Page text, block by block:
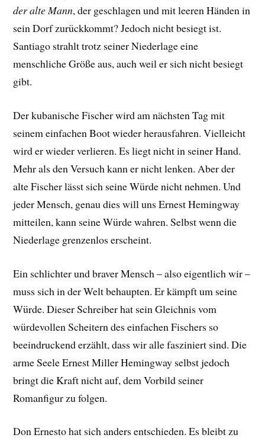
der alte Mann, der geschlagen und mit leeren Händen in
sein Dorf zurückkommt? Jedoch nicht besiegt ist.
Santiago strahlt trotz seiner Niederlage eine
menschliche Größe aus, auch weil er sich nicht besiegt
gibt.
Der kubanische Fischer wird am nächsten Tag mit
seinem einfachen Boot wieder herausfahren. Vielleicht
wird er wieder verlieren. Es liegt nicht in seiner Hand.
Mehr als den Versuch kann er nicht lenken. Aber der
alte Fischer lässt sich seine Würde nicht nehmen. Und
jeder Mensch, genau dies will uns Ernest Hemingway
mitteilen, kann seine Würde wahren. Selbst wenn die
Niederlage grenzenlos erscheint.
Ein schlichter und braver Mensch – also eigentlich wir –
muss sich in der Welt behaupten. Er kämpft um seine
Würde. Dieser Schreiber hat sein Gleichnis vom
würdevollen Scheitern des einfachen Fischers so
beeindruckend erzählt, dass wir alle fasziniert sind. Die
arme Seele Ernest Miller Hemingway selbst jedoch
bringt die Kraft nicht auf, dem Vorbild seiner
Romanfigur zu folgen.
Don Ernesto hat sich anders entschieden. Es bleibt zu